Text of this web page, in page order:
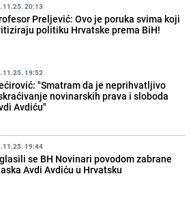
20:13
Preljević: Ovo je poruka svima koji
politiku Hrvatske prema BiH!
19:52
"Smatram da je neprihvatljivo
novinarskih prava i sloboda
Avdiću"
19:44
se BH Novinari povodom zabrane
Avdi Avdiću u Hrvatsku